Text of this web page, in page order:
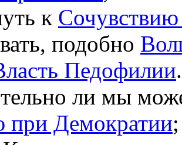
к
подобно
Педофилии
ли мы
Демократии